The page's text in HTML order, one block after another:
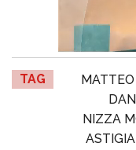
TAG
NIZZA